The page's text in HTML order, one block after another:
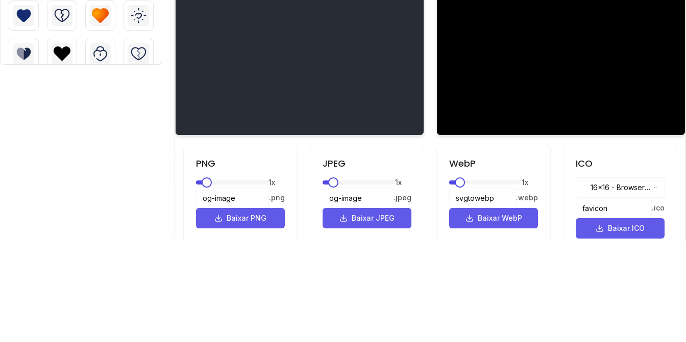
PNG
1x
.png
Baixar PNG
JPEG
1x
.jpeg
Baixar JPEG
WebP
1x
.webp
Baixar WebP
ICO
16x16 -Browser
.ico
Baixar ICO